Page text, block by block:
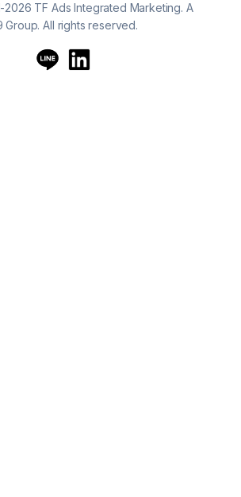
TF Ads Integrated Marketing. A
All rights reserved.